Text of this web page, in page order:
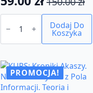
Pierwotna
wynosiła:
Aktualna
wynosi:
ilość
KURS:
Bioenergoterapia.
Uzdrawianie
pracy
najlepszych
uzdrowicieli.
Certyfikat
Dodaj Do
Koszyka
PROMOCJA!